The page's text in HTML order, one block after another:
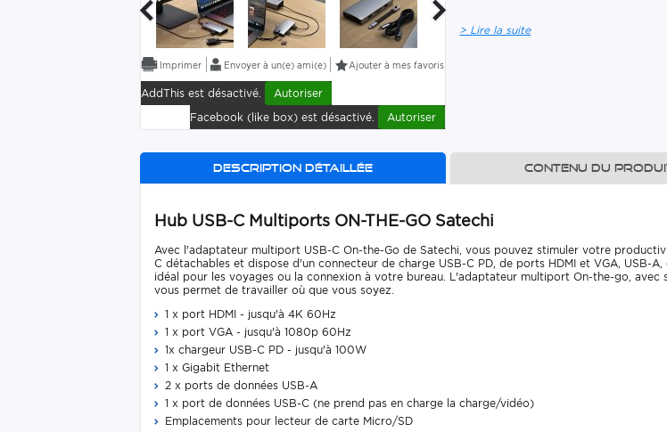
Envoyer à un(e) ami(e) Ajouter à mes favoris
AddThis est désactivé.
Autoriser
Facebook (like box) est désactivé.
Autoriser
> Lire la suite
Description détaillée Contenu du
Hub USB-C Multiports ON-THE-GO Satechi
Avec l'adaptateur multiport USB-C On-the-Go de Satechi, vous pouvez stimuler votre
C détachables et dispose d'un connecteur de charge USB-C PD, de ports HDMI et VGA, USB-
idéal pour les voyages ou la connexion à votre bureau. L'adaptateur multiport On-the-go,
vous permet de travailler où que vous soyez.
1 x port HDMI - jusqu'à 4K 60Hz
1 x port VGA - jusqu'à 1080p 60Hz
1x chargeur USB-C PD - jusqu'à 100W
1 x Gigabit Ethernet
2 x ports de données USB-A
1 x port de données USB-C (ne prend pas en charge la charge/vidéo)
Emplacements pour lecteur de carte Micro/SD